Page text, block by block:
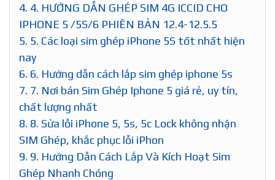
4. 4. HƯỚNG DẪN GHÉP SIM 4G ICCID CHO
IPHONE 5 /5S/6 PHIÊN BẢN 12.4-12.5.5
5. 5. Các loại sim ghép iPhone 5S tốt nhất hiện
nay
6. 6. Hướng dẫn cách lắp sim ghép iphone 5s
7. 7. Nơi bán Sim Ghép Iphone 5 giá rẻ, uy tín,
chất lượng nhất
8. 8. Sửa lỗi iPhone 5, 5s, 5c Lock không nhận
SIM Ghép, khắc phục lỗi iPhon
9. 9. Hướng Dẫn Cách Lắp Và Kích Hoạt Sim
Ghép Nhanh Chóng